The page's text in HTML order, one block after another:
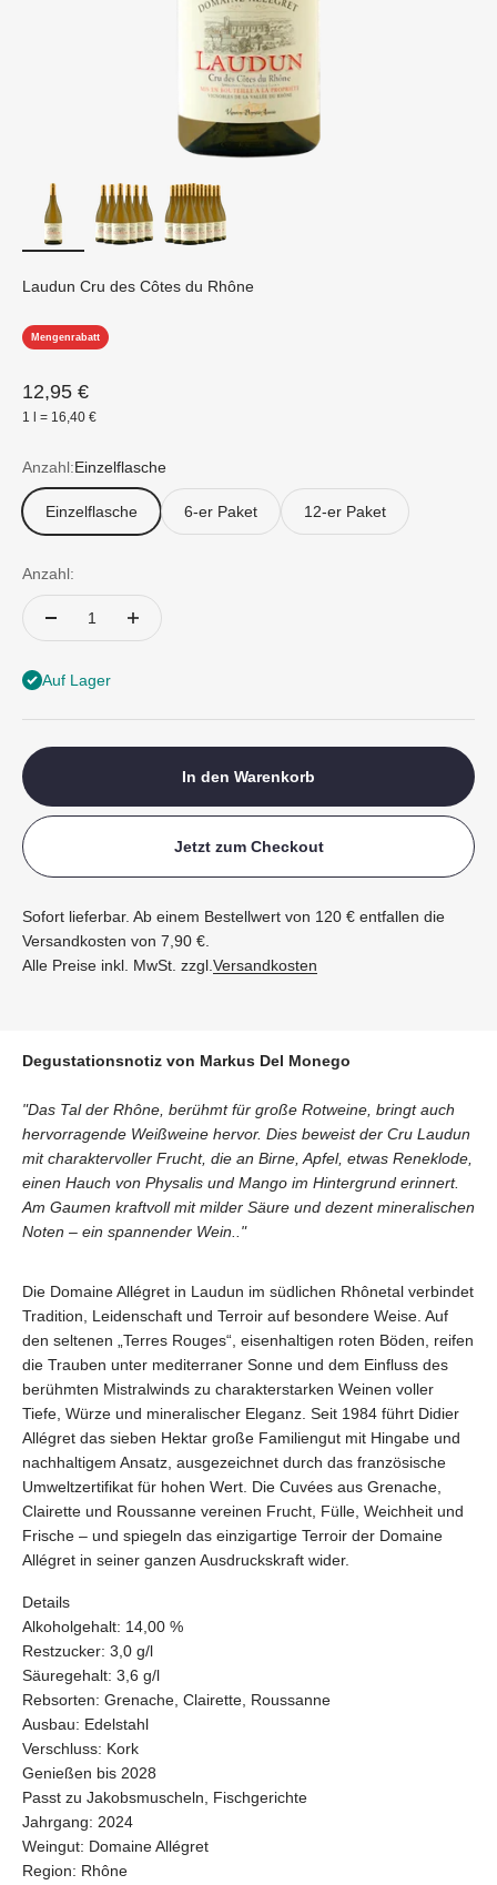
Laudun Cru des Côtes du Rhône
Mengenrabatt
Angebot
12,95 €
1 l = 16,40 €
Anzahl:Einzelflasche
Einzelflasche 6-er Paket 12-er Paket
Anzahl:
Auf Lager
In den Warenkorb
Jetzt zum Checkout
Sofort lieferbar. Ab einem Bestellwert von 120 € entfallen die
Versandkosten von 7,90 €.
Alle Preise inkl. MwSt. zzgl.Versandkosten
Degustationsnotiz von Markus Del Monego
"Das Tal der Rhône, berühmt für große Rotweine, bringt auch
hervorragende Weißweine hervor. Dies beweist der Cru Laudun
mit charaktervoller Frucht, die an Birne, Apfel, etwas Reneklode,
einen Hauch von Physalis und Mango im Hintergrund erinnert.
Am Gaumen kraftvoll mit milder Säure und dezent mineralischen
Noten – ein spannender Wein.."
Die Domaine Allégret in Laudun im südlichen Rhônetal verbindet
Tradition, Leidenschaft und Terroir auf besondere Weise. Auf
den seltenen „Terres Rouges“, eisenhaltigen roten Böden, reifen
die Trauben unter mediterraner Sonne und dem Einfluss des
berühmten Mistralwinds zu charakterstarken Weinen voller
Tiefe, Würze und mineralischer Eleganz. Seit 1984 führt Didier
Allégret das sieben Hektar große Familiengut mit Hingabe und
nachhaltigem Ansatz, ausgezeichnet durch das französische
Umweltzertifikat für hohen Wert. Die Cuvées aus Grenache,
Clairette und Roussanne vereinen Frucht, Fülle, Weichheit und
Frische – und spiegeln das einzigartige Terroir der Domaine
Allégret in seiner ganzen Ausdruckskraft wider.
Details
Alkoholgehalt: 14,00 %
Restzucker: 3,0 g/l
Säuregehalt: 3,6 g/l
Rebsorten: Grenache, Clairette, Roussanne
Ausbau: Edelstahl
Verschluss: Kork
Genießen bis 2028
Passt zu Jakobsmuscheln, Fischgerichte
Jahrgang: 2024
Weingut: Domaine Allégret
Region: Rhône